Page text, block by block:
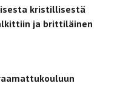
kristillisestä
ja brittiläinen